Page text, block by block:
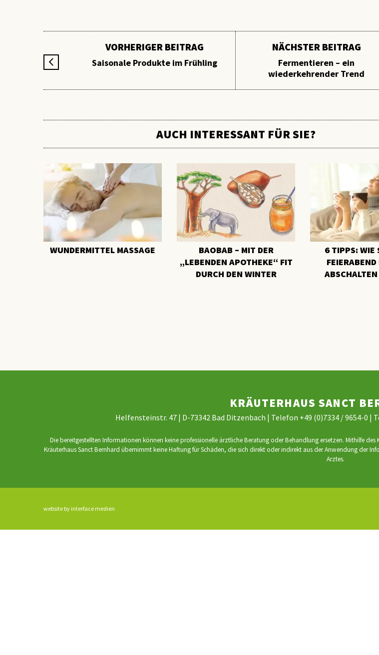
VORHERIGER BEITRAG
Saisonale Produkte im Frühling
NÄCHSTER BEITRAG
Fermentieren – ein
wiederkehrender Trend
AUCH INTERESSANT FÜR SIE?
WUNDERMITTEL MASSAGE
BAOBAB – MIT DER
„LEBENDEN APOTHEKE“ FIT
DURCH DEN WINTER
6 TIPPS: WIE
KRÄUTERHAUS SANCT
Helfensteinstr. 47 | D-73342 Bad Ditzenbach | Telefon +49 (0)7334 / 9654-0 |
Die bereitgestellten Informationen können keine professionelle ärztliche Beratung oder Behandlung ersetzen. Mithilfe
Kräuterhaus Sanct Bernhard übernimmt keine Haftung für Schäden, die sich direkt oder indirekt aus der Anwendung der
Arztes.
website by interface medien